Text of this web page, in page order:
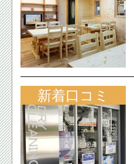
新着口コミ